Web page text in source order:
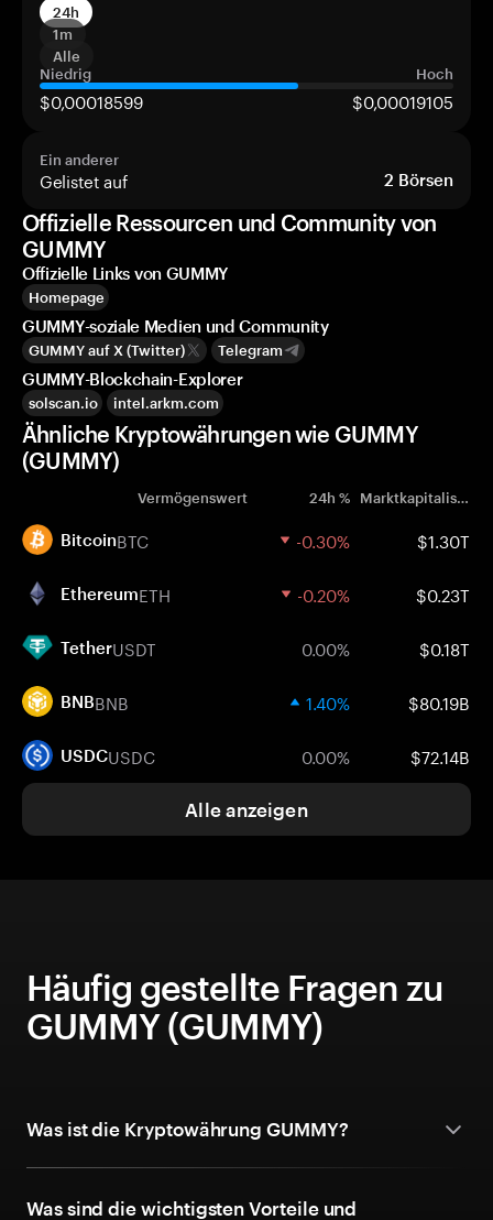
24h
1m
Alle
Niedrig
Hoch
$0,00018599 $0,00019105
Ein anderer
Gelistet auf 2 Börsen
Offizielle Ressourcen und Community von
GUMMY
Offizielle Links von GUMMY
Homepage
GUMMY-soziale Medien und Community
GUMMY auf X (Twitter) Telegram
GUMMY-Blockchain-Explorer
solscan.io intel.arkm.com
Ähnliche Kryptowährungen wie GUMMY
(GUMMY)
Vermögenswert 24h % Marktkapitalisierung
BitcoinBTC -0.30% $1.30T
EthereumETH -0.20% $0.23T
TetherUSDT 0.00% $0.18T
BNBBNB 1.40% $80.19B
USDCUSDC 0.00% $72.14B
Alle anzeigen
Häufig gestellte Fragen zu
GUMMY (GUMMY)
Was ist die Kryptowährung GUMMY?
Was sind die wichtigsten Vorteile und